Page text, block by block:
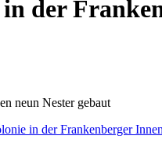
der
neun Nester gebaut
in der Frankenberger